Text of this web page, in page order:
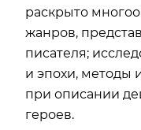
раскрыто
жанров,
писателя;
и эпохи, методы
при описании
героев.